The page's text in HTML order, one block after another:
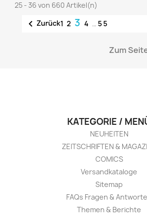
25 - 36 von 660 Artikel(n)
 Zurück1 2 3 4 … 55
Zum
KATEGORIE /
NEUHEITEN
ZEITSCHRIFTEN &
COMICS
Versandkataloge
Sitemap
FAQs Fragen &
Themen & Berichte